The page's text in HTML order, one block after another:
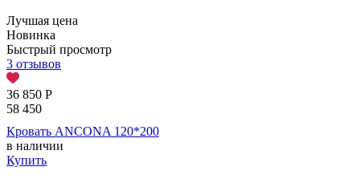
Лучшая цена
Новинка
Быстрый просмотр
3 отзывов
36 850 Р
58 450
Кровать ANCONA 120*200
в наличии
Купить